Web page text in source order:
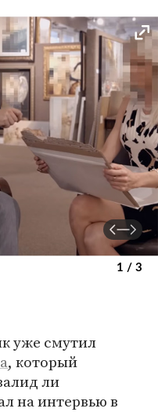
1 / 3
уже смутил
, который
ли
на интервью в